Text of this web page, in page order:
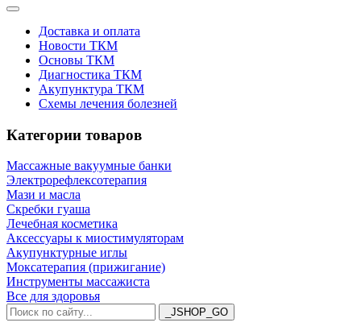
Доставка и оплата
Новости ТКМ
Основы ТКМ
Диагностика ТКМ
Акупунктура ТКМ
Схемы лечения болезней
Категории товаров
Массажные вакуумные банки
Электрорефлексотерапия
Мази и масла
Скребки гуаша
Лечебная косметика
Аксессуары к миостимуляторам
Акупунктурные иглы
Моксатерапия (прижигание)
Инструменты массажиста
Все для здоровья